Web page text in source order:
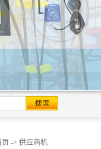
页 -> 供应商机